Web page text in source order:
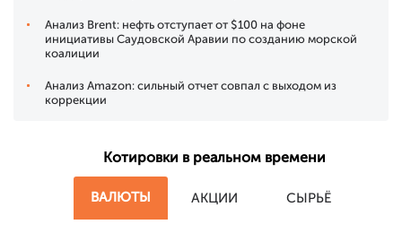
Анализ Brent: нефть отступает от $100 на фоне
инициативы Саудовской Аравии по созданию морской
коалиции
Анализ Amazon: сильный отчет совпал с выходом из
коррекции
Котировки в реальном времени
ВАЛЮТЫ АКЦИИ СЫРЬЁ